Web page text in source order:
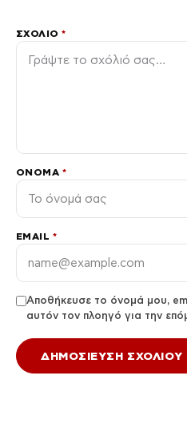
ΣΧΌΛΙΟ*
ΌΝΟΜΑ *
EMAIL *
Αποθήκευσε το όνομά μου,
αυτόν τον πλοηγό για την